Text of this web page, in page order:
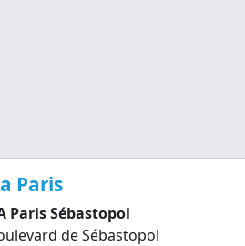
Paris
Paris Sébastopol
de Sébastopol